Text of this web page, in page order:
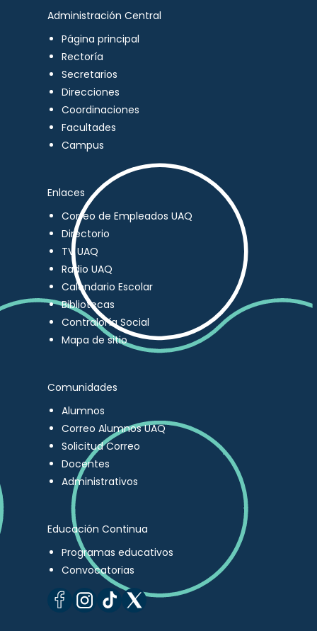
Administración Central
Página principal
Rectoría
Secretarios
Direcciones
Coordinaciones
Facultades
Campus
Enlaces
Correo de Empleados UAQ
Directorio
TV UAQ
Radio UAQ
Calendario Escolar
Bibliotecas
Contraloría Social
Mapa de sitio
Comunidades
Alumnos
Correo Alumnos UAQ
Solicitud Correo
Docentes
Administrativos
Educación Continua
Programas educativos
Convocatorias